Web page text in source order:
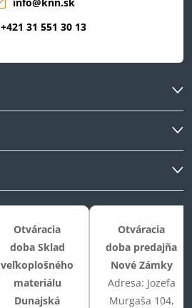
+421 31 551 30 13
Otváracia
doba Sklad
veľkoplošného
materiálu
Dunajská
Otváracia
doba predajňa
Nové Zámky
Adresa: Jozefa
Murgaša 104,